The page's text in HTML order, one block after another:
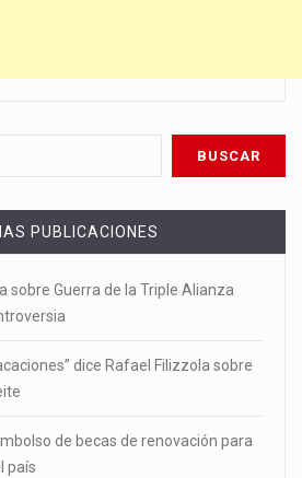
PUBLICACIONES
sobre Guerra de la Triple Alianza
dice Rafael Filizzola sobre
de becas de renovación para
país